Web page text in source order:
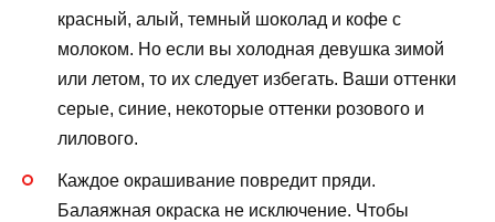
красный, алый, темный шоколад и кофе с
молоком. Но если вы холодная девушка зимой
или летом, то их следует избегать. Ваши оттенки
серые, синие, некоторые оттенки розового и
лилового.
Каждое окрашивание повредит пряди.
Балаяжная окраска не исключение. Чтобы